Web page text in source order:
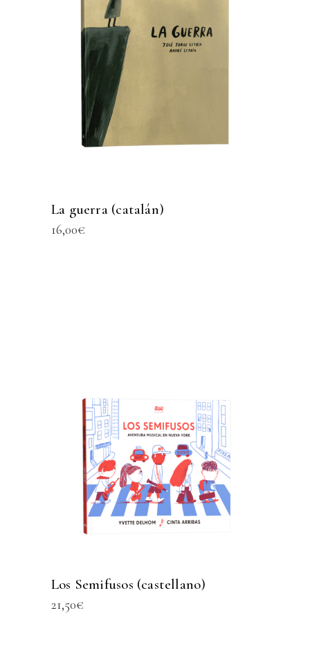
La guerra (catalán)
16,00€
Los Semifusos (castellano)
21,50€